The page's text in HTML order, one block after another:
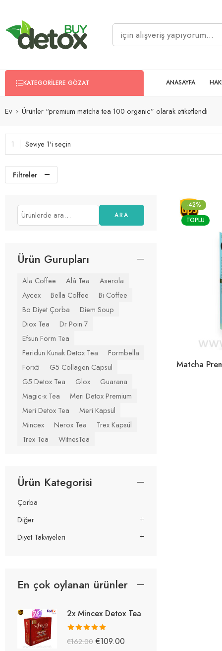
KATEGORILERE GÖZAT ANASAYFA
Ev Ürünler “premium matcha tea 100 organic” olarak etiketlendi
Seviye 1'i seçin
Filtreler
-42%
TOPLU
ARA
Ürün Gurupları
Ala Coffee Alâ Tea
Aserola
Aycex
Bella Coffee
Bi Coffee
Bo Diyet Çorba
Diem Soup
Diox Tea
Dr Poin 7
Efsun Form Tea
Feridun Kunak Detox Tea
Formbella
Forx5
G5 Collagen Capsul
G5 Detox Tea
Glox
Guarana
Magic-x Tea
Meri Detox Premium
Meri Detox Tea
Meri Kapsül
Mincex
Nerox Tea
Trex Kapsül
Trex Tea
WitnesTea
Ürün Kategorisi
Çorba
Diğer
Diyet Takviyeleri
En çok oylanan ürünler
2x Mincex Detox Tea
5 üzerinden
€162.00 €109.00